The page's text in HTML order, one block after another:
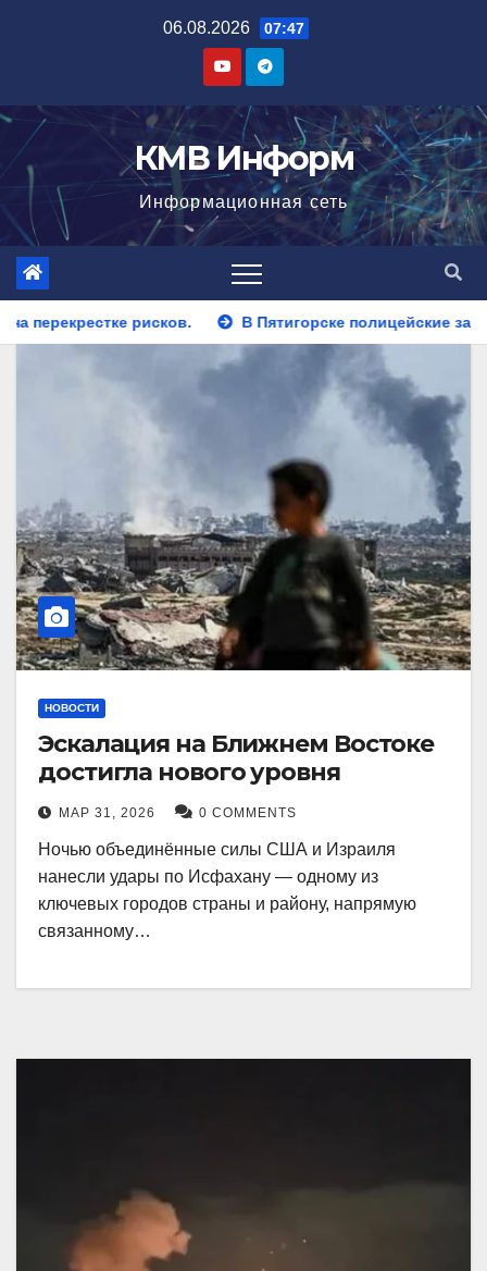
06.08.2026 07:47
КМВ Информ
Информационная сеть
В Пятигорске полицейские задержали закладчика,
НОВОСТИ
Эскалация на Ближнем Востоке
достигла нового уровня
МАР 31, 2026 0 COMMENTS
Ночью объединённые силы США и Израиля
нанесли удары по Исфахану — одному из
ключевых городов страны и району, напрямую
связанному…